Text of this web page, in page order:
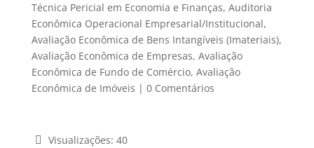
Técnica Pericial em Economia e Finanças, Auditoria
Econômica Operacional Empresarial/Institucional,
Avaliação Econômica de Bens Intangíveis (Imateriais),
Avaliação Econômica de Empresas, Avaliação
Econômica de Fundo de Comércio, Avaliação
Econômica de Imóveis | 0 Comentários
Visualizações: 40